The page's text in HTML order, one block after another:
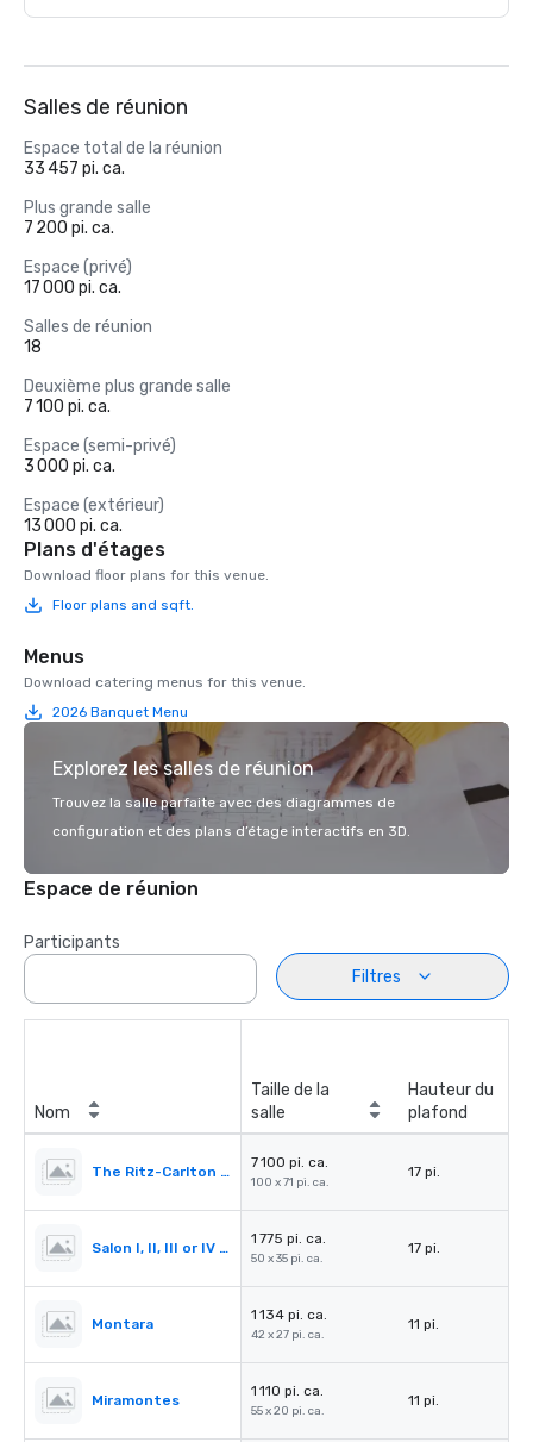
Salles de réunion
Espace total de la réunion
33 457 pi. ca.
Plus grande salle
7 200 pi. ca.
Espace (privé)
17 000 pi. ca.
Salles de réunion
18
Deuxième plus grande salle
7 100 pi. ca.
Espace (semi-privé)
3 000 pi. ca.
Espace (extérieur)
13 000 pi. ca.
Plans d'étages
Download floor plans for this venue.
Floor plans and sqft.
Menus
Download catering menus for this venue.
2026 Banquet Menu
Explorez les salles de réunion
Trouvez la salle parfaite avec des diagrammes de
configuration et des plans d’étage interactifs en 3D.
Espace de réunion
Participants
Filtres
Nom
Taille de la
salle
Hauteur du
plafond
The Ritz-Carlton Ballroom
7 100 pi. ca.
100 x 71 pi. ca.
17 pi.
Salon I, II, III or IV (Ballroom)
1 775 pi. ca.
50 x 35 pi. ca.
17 pi.
Montara
1 134 pi. ca.
42 x 27 pi. ca.
11 pi.
Miramontes
1 110 pi. ca.
55 x 20 pi. ca.
11 pi.